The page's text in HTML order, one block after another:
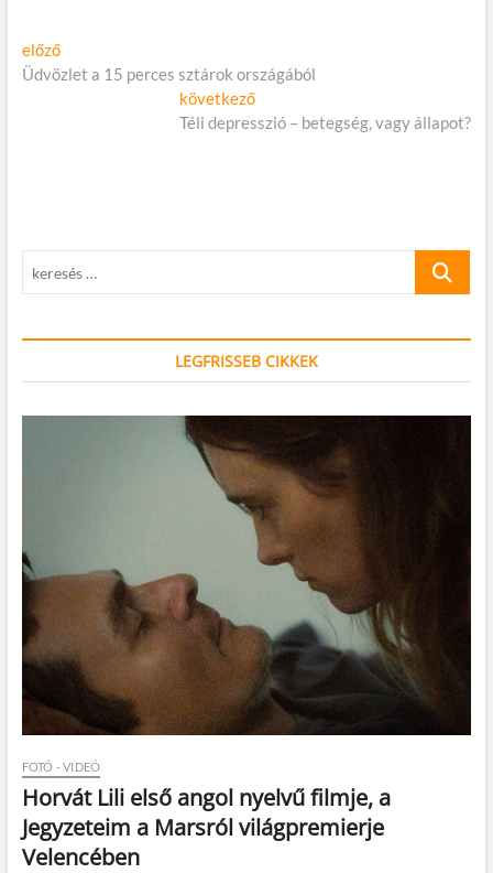
Bejegyzés
navigáció
előzőElőző
cikk:
Üdvözlet a 15 perces sztárok országából
következőKövetkező
cikk:
Téli depresszió – betegség, vagy állapot?
keresés
LEGFRISSEB CIKKEK
FOTÓ - VIDEÓ
Horvát Lili első angol nyelvű filmje, a
Jegyzeteim a Marsról világpremierje
Velencében